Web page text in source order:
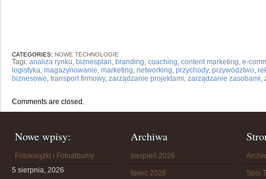
CATEGORIES: NOWE TECHNOLOGIE
Tagi: analiza rynku, biznesplan, branding, coaching, content marketing, e-
logistyka, magazynowanie, marketing, networking, przychody, przywództwo,
biznesowe, transport firmowy, zarządzanie projektami, zarządzanie zasobami,
Comments are closed.
Nowe wpisy:
Fotoksiążki i Fotoalbumy
5 sierpnia, 2026
Archiwa
sierpień 2026
lipiec 2026 Spis